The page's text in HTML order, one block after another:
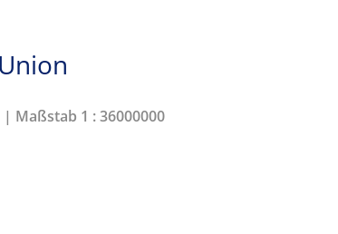
Maßstab 1 : 36000000